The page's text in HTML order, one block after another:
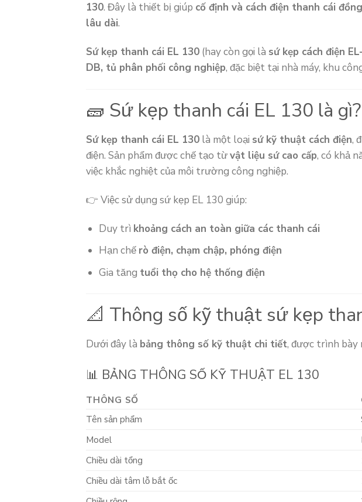
130. Đây là thiết bị giúp cố định và cách điện thanh cái đồng
lâu dài.
Sứ kẹp thanh cái EL 130 (hay còn gọi là sứ kẹp cách điện
DB, tủ phân phối công nghiệp, đặc biệt tại nhà máy, khu
🧱 Sứ kẹp thanh cái EL 130 là gì?
Sứ kẹp thanh cái EL 130 là một loại sứ kỹ thuật cách điện,
điện. Sản phẩm được chế tạo từvật liệu sứ cao cấp, có khả
việc khắc nghiệt của môi trường công nghiệp.
👉 Việc sử dụng sứ kẹp EL 130 giúp:
Duy trì khoảng cách an toàn giữa các thanh cái
Hạn chế rò điện, chạm chập, phóng điện
Gia tăng tuổi thọ cho hệ thống điện
📐 Thông số kỹ thuật sứ kẹp
Dưới đây là bảng thông số kỹ thuật chi tiết, được trình bày
📊 BẢNG THÔNG SỐ KỸ THUẬT EL 130
THÔNG SỐ
Tên sản phẩm
Model
Chiều dài tổng
Chiều dài tâm lỗ bắt ốc